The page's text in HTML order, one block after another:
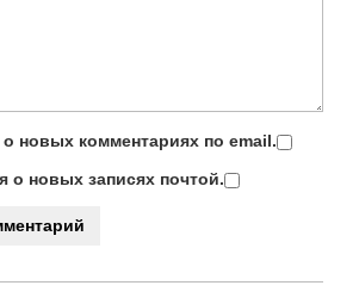
новых комментариях по email.
о новых записях почтой.